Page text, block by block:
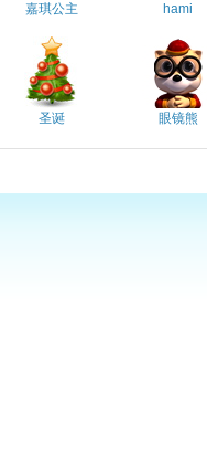
嘉琪公主 hami
圣诞 眼镜熊